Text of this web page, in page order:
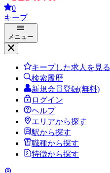
0
キープ
メニュー
キープした求人を見る
検索履歴
新規会員登録(無料)
ログイン
ヘルプ
エリアから探す
駅から探す
職種から探す
特徴から探す